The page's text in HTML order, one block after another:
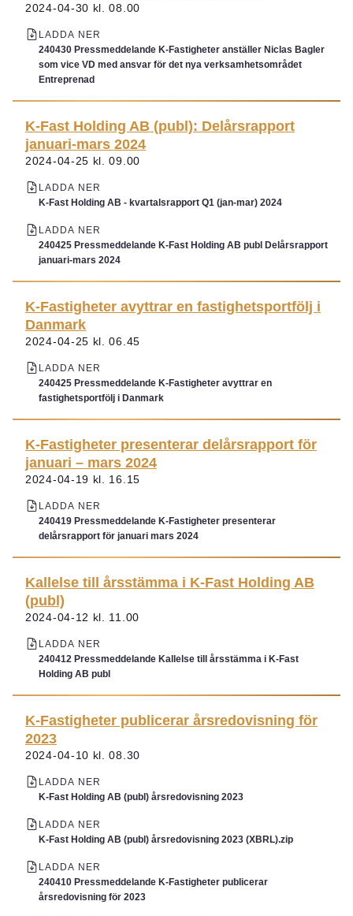
2024-04-30 kl. 08.00
LADDA NER
240430 Pressmeddelande K-Fastigheter anställer Niclas Bagler
som vice VD med ansvar för det nya verksamhetsområdet
Entreprenad
K-Fast Holding AB (publ): Delårsrapport
januari-mars 2024
2024-04-25 kl. 09.00
LADDA NER
K-Fast Holding AB - kvartalsrapport Q1 (jan-mar) 2024
LADDA NER
240425 Pressmeddelande K-Fast Holding AB publ Delårsrapport
januari-mars 2024
K-Fastigheter avyttrar en fastighetsportfölj i
Danmark
2024-04-25 kl. 06.45
LADDA NER
240425 Pressmeddelande K-Fastigheter avyttrar en
fastighetsportfölj i Danmark
K-Fastigheter presenterar delårsrapport för
januari – mars 2024
2024-04-19 kl. 16.15
LADDA NER
240419 Pressmeddelande K-Fastigheter presenterar
delårsrapport för januari mars 2024
Kallelse till årsstämma i K-Fast Holding AB
(publ)
2024-04-12 kl. 11.00
LADDA NER
240412 Pressmeddelande Kallelse till årsstämma i K-Fast
Holding AB publ
K-Fastigheter publicerar årsredovisning för
2023
2024-04-10 kl. 08.30
LADDA NER
K-Fast Holding AB (publ) årsredovisning 2023
LADDA NER
K-Fast Holding AB (publ) årsredovisning 2023 (XBRL).zip
LADDA NER
240410 Pressmeddelande K-Fastigheter publicerar
årsredovisning för 2023